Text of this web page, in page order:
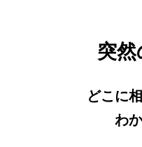
突然
どこに
わ